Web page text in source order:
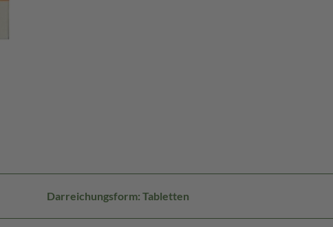
Darreichungsform: Tabletten